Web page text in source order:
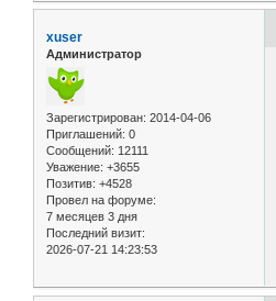
xuser
Администратор
Зарегистрирован: 2014-04-06
Приглашений: 0
Сообщений: 12111
Уважение: +3655
Позитив: +4528
Провел на форуме:
7 месяцев 3 дня
Последний визит:
2026-07-21 14:23:53